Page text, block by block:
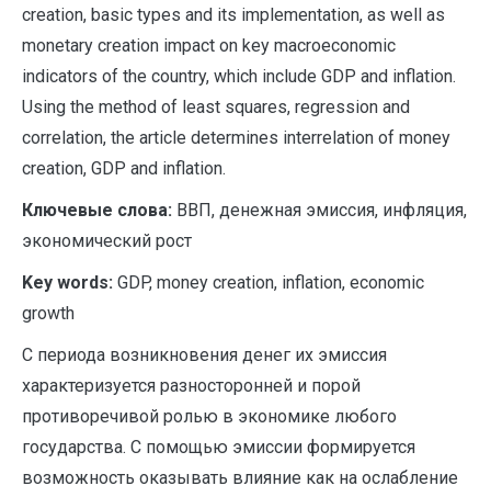
creation, basic types and its implementation, as well as
monetary creation impact on key macroeconomic
indicators of the country, which include GDP and inflation.
Using the method of least squares, regression and
correlation, the article determines interrelation of money
creation, GDP and inflation.
Ключевые слова: ВВП, денежная эмиссия, инфляция,
экономический рост
Key words: GDP, money creation, inflation, economic
growth
С периода возникновения денег их эмиссия
характеризуется разносторонней и порой
противоречивой ролью в экономике любого
государства. С помощью эмиссии формируется
возможность оказывать влияние как на ослабление